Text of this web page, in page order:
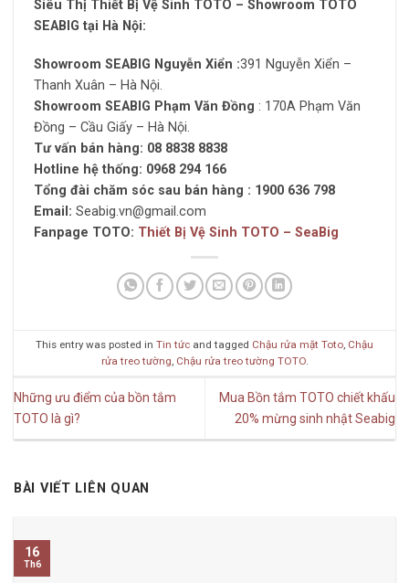
Siêu Thị Thiết Bị Vệ Sinh TOTO – Showroom TOTO
SEABIG tại Hà Nội:
Showroom SEABIG Nguyễn Xiển :391 Nguyễn Xiển –
Thanh Xuân – Hà Nội.
Showroom SEABIG Phạm Văn Đồng : 170A Phạm Văn
Đồng – Cầu Giấy – Hà Nội.
Tư vấn bán hàng: 08 8838 8838
Hotline hệ thống: 0968 294 166
Tổng đài chăm sóc sau bán hàng : 1900 636 798
Email: Seabig.vn@gmail.com
Fanpage TOTO: Thiết Bị Vệ Sinh TOTO – SeaBig
This entry was posted in Tin tức and tagged Chậu rửa mặt Toto, Chậu
rửa treo tường, Chậu rửa treo tường TOTO.
Những ưu điểm của bồn tắm
TOTO là gì?
Mua Bồn tắm TOTO chiết khấu
20% mừng sinh nhật Seabig
BÀI VIẾT LIÊN QUAN
16
Th6